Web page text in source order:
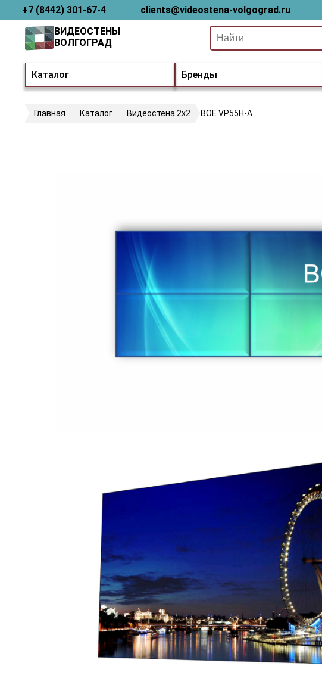
+7 (8442) 301-67-4 clients@videostena-volgograd.ru
Каталог Бренды
ВИДЕОСТЕНЫ
ВОЛГОГРАД
Главная Каталог Видеостена 2x2 BOE VP55H-A